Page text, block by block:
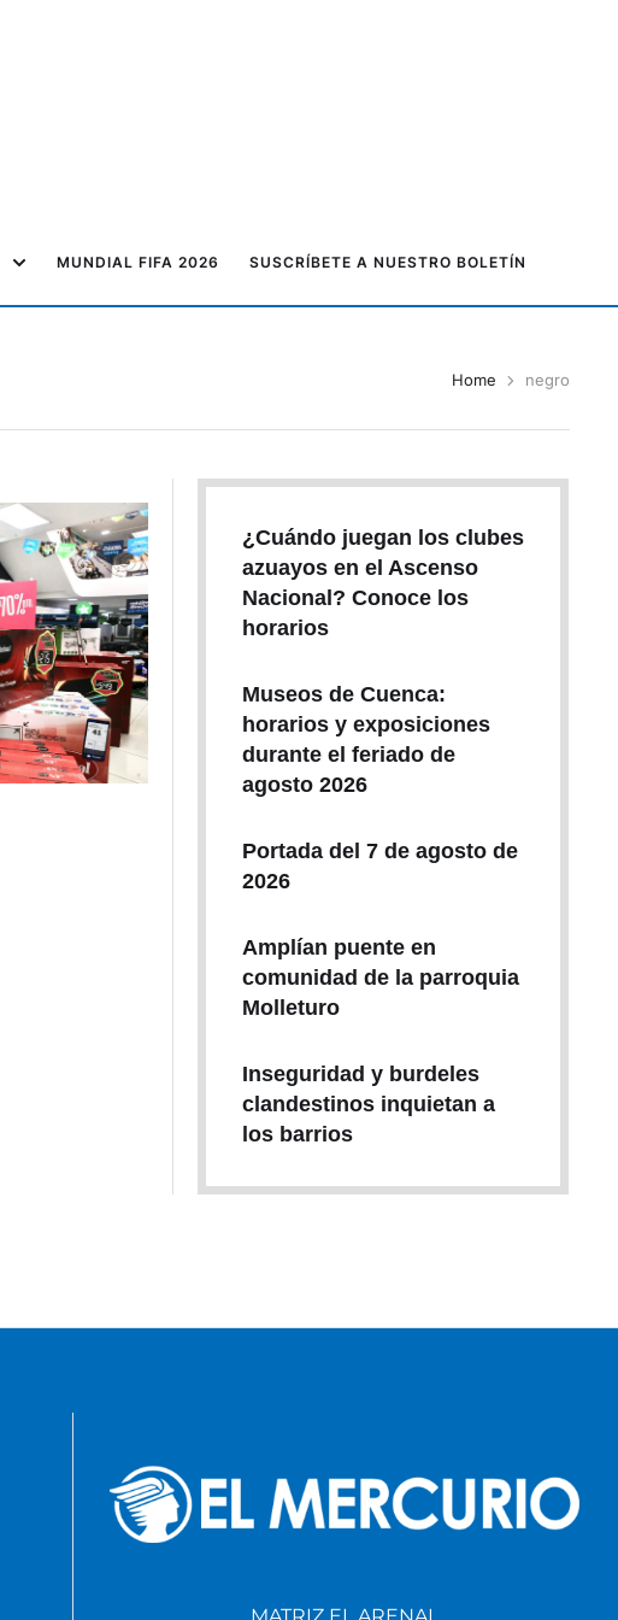
MUNDIAL FIFA 2026 SUSCRÍBETE A NUESTRO BOLETÍN
Home negro
¿Cuándo juegan los clubes
azuayos en el Ascenso
Nacional? Conoce los
horarios
Museos de Cuenca:
horarios y exposiciones
durante el feriado de
agosto 2026
Portada del 7 de agosto de
2026
Amplían puente en
comunidad de la parroquia
Molleturo
Inseguridad y burdeles
clandestinos inquietan a
los barrios